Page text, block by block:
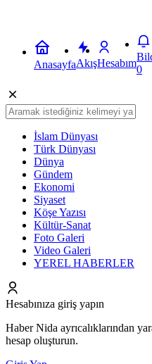
AnasayfaAkışHesabım
0
İslam Dünyası
Türk Dünyası
Dünya
Gündem
Ekonomi
Siyaset
Köşe Yazısı
Kültür-Sanat
Foto Galeri
Video Galeri
YEREL HABERLER
Hesabınıza giriş yapın
Haber Nida ayrıcalıklarından
hesap oluşturun.